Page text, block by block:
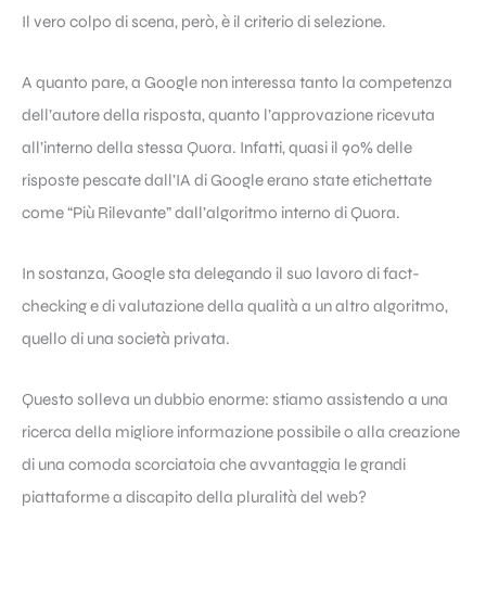
Il vero colpo di scena, però, è il criterio di selezione.
A quanto pare, a Google non interessa tanto la competenza
dell’autore della risposta, quanto l’approvazione ricevuta
all’interno della stessa Quora. Infatti, quasi il 90% delle
risposte pescate dall’IA di Google erano state etichettate
come “Più Rilevante” dall’algoritmo interno di Quora.
In sostanza, Google sta delegando il suo lavoro di fact-
checking e di valutazione della qualità a un altro algoritmo,
quello di una società privata.
Questo solleva un dubbio enorme: stiamo assistendo a una
ricerca della migliore informazione possibile o alla creazione
di una comoda scorciatoia che avvantaggia le grandi
piattaforme a discapito della pluralità del web?